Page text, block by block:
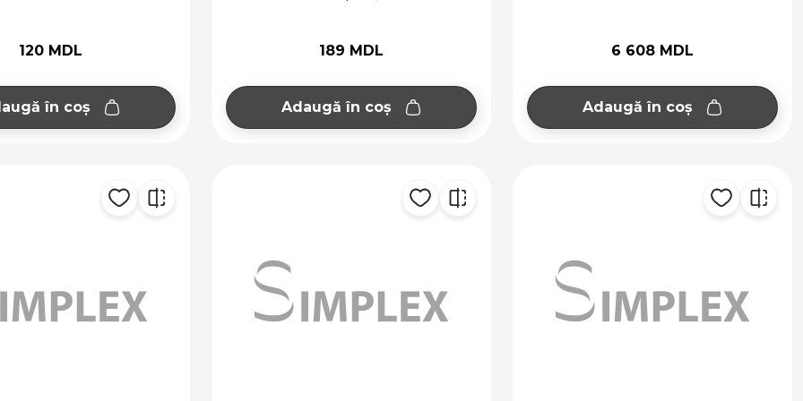
120 MDL
în coș
189 MDL
Adaugă în coș
6 608 MDL
Adaugă în coș